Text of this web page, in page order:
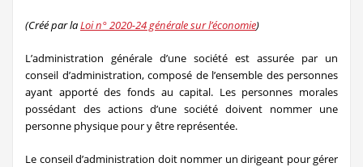
(Créé par laLoi n° 2020-24 générale sur l’économie)
L’administration générale d’une société est assurée par un
conseil d’administration, composé de l’ensemble des personnes
ayant apporté des fonds au capital. Les personnes morales
possédant des actions d’une société doivent nommer une
personne physique pour y être représentée.
Le conseil d’administration doit nommer un dirigeant pour gérer